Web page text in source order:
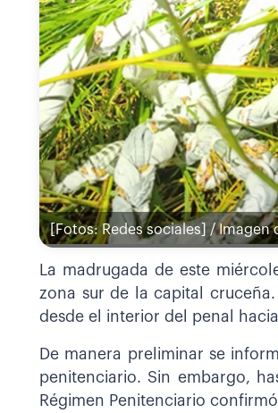
[Fotos: Redes sociales] / Imagen
La madrugada de este
zona sur de la capital
desde el interior del penal
De manera preliminar se
penitenciario. Sin embargo,
Régimen Penitenciario